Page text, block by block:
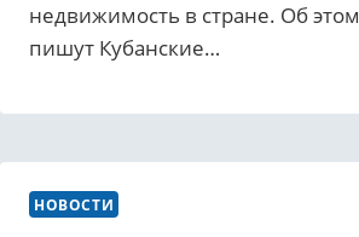
недвижимость в стране. Об этом
пишут Кубанские…
НОВОСТИ